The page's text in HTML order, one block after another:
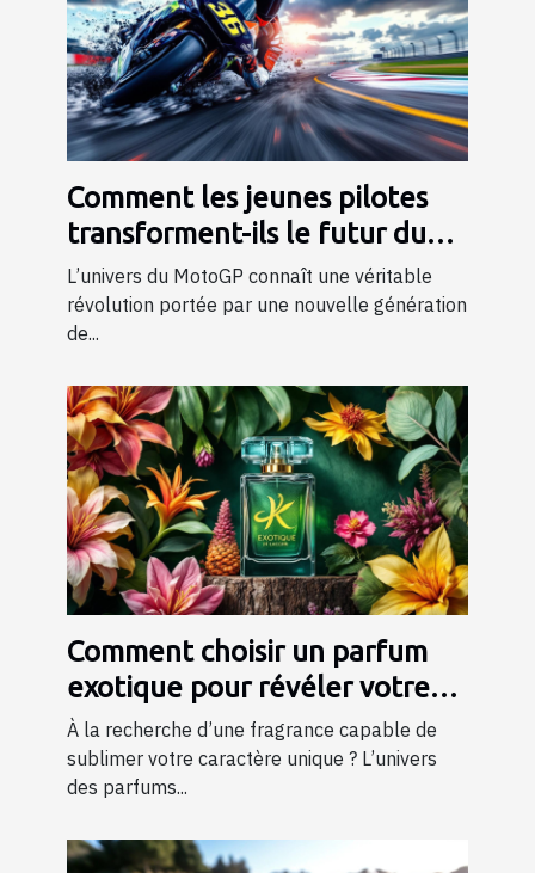
Comment les jeunes pilotes
transforment-ils le futur du
MotoGP ?
L’univers du MotoGP connaît une véritable
révolution portée par une nouvelle génération
de...
Comment choisir un parfum
exotique pour révéler votre
personnalité?
À la recherche d’une fragrance capable de
sublimer votre caractère unique ? L’univers
des parfums...